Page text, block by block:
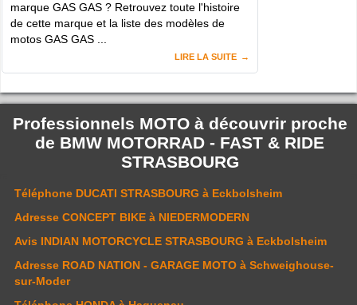
marque GAS GAS ? Retrouvez toute l'histoire
de cette marque et la liste des modèles de
motos GAS GAS ...
LIRE LA SUITE
Professionnels MOTO à découvrir proche
de BMW MOTORRAD - FAST & RIDE
STRASBOURG
Téléphone DUCATI STRASBOURG à Eckbolsheim
Adresse CONCEPT BIKE à NIEDERMODERN
Avis INDIAN MOTORCYCLE STRASBOURG à Eckbolsheim
Adresse ROAD NATION - GARAGE MOTO à Schweighouse-
sur-Moder